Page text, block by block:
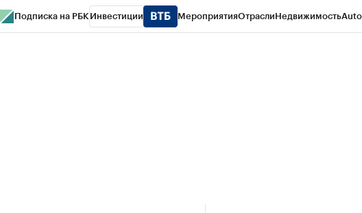
Подписка на РБК Инвестиции МероприятияОтраслиНедвижимость